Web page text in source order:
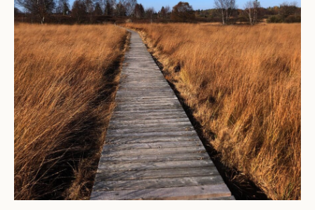
Community
Kalender
Parken
Ossendrecht
Le Perron